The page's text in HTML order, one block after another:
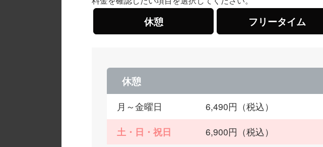
休憩 フリータイム
休憩
月～金曜日
6,490円（税込）
土・日・祝日
6,900円（税込）